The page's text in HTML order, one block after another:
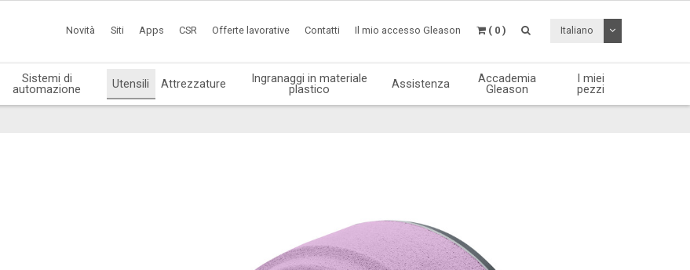
Novità Siti Apps CSR Offerte lavorative Contatti Il mio accesso Gleason ( 0 ) Italiano Attiva /
Sistemi di
automazione Utensili Attrezzature Ingranaggi in materiale
plastico Assistenza Accademia
Gleason
I miei
pezzi